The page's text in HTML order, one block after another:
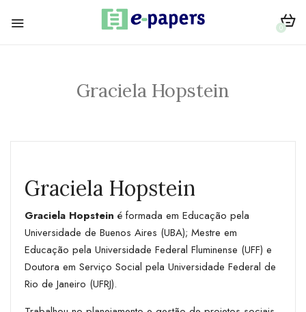
0
Graciela Hopstein
Graciela Hopstein
Graciela Hopstein é formada em Educação pela
Universidade de Buenos Aires (UBA); Mestre em
Educação pela Universidade Federal Fluminense (UFF) e
Doutora em Serviço Social pela Universidade Federal de
Rio de Janeiro (UFRJ).